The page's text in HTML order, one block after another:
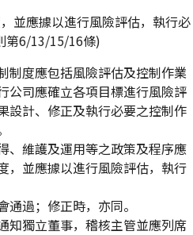
並應據以進行風險評估，執行必
第6/13/15/16條)
制度應包括風險評估及控制作業
公司應確立各項目標進行風險評
設計、修正及執行必要之控制作
、維護及運用等之政策及程序應
，並應據以進行風險評估，執行
過；修正時，亦同。
知獨立董事，稽核主管並應列席